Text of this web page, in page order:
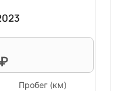
Пробег (км)